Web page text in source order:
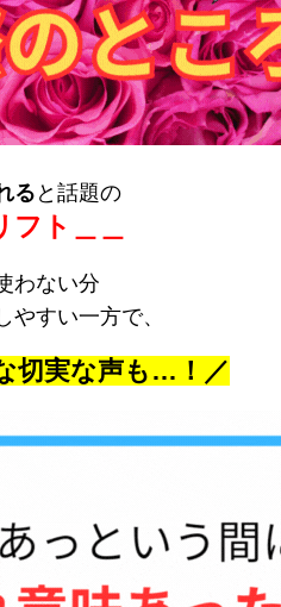
ると話題の
フト＿＿
わない分
やすい一方で、
切実な声も…！／